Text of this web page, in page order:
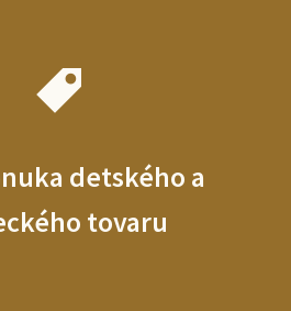
detského a
tovaru